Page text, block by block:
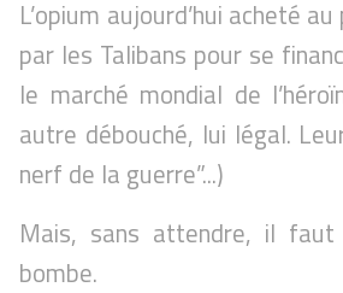
L’opium aujourd’hui acheté
par les Talibans pour se
le marché mondial de
autre débouché, lui légal.
nerf de la guerre”...)
Mais, sans attendre, il
bombe.